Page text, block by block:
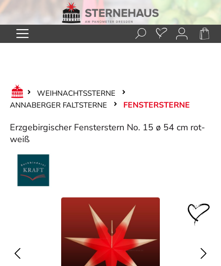
Zum Hauptinhalt springen
WEIHNACHTSSTERNE
ANNABERGER FALTSTERNE
FENSTERSTERNE
Erzgebirgischer Fensterstern No. 15 ø 54 cm rot-
weiß
Bildergalerie überspringen